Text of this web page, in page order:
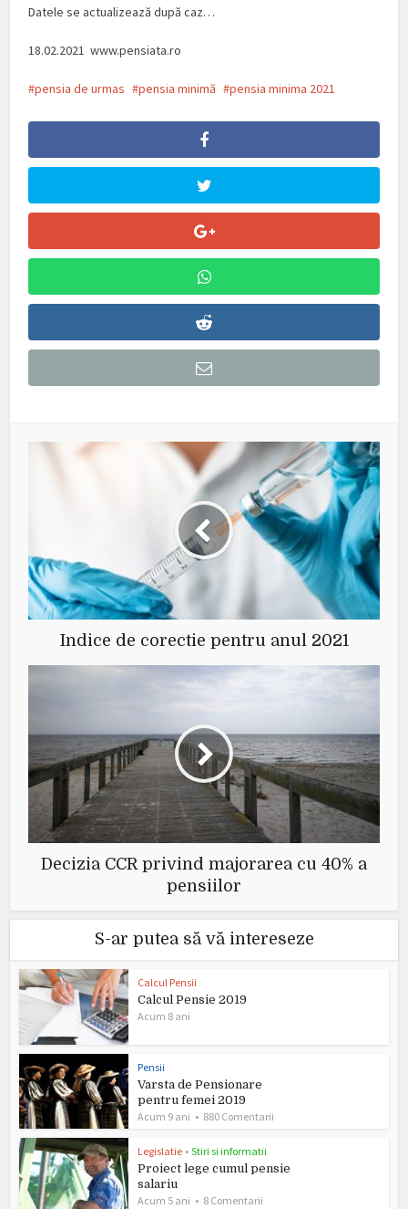
Datele se actualizează după caz…
18.02.2021 www.pensiata.ro
pensia de urmas pensia minimă pensia minima 2021
Indice de corectie pentru anul 2021
Decizia CCR privind majorarea cu 40% a
pensiilor
S-ar putea să vă intereseze
Calcul Pensii
Calcul Pensie 2019
Acum 8 ani
Pensii
Varsta de Pensionare
pentru femei 2019
Acum 9 ani
880 Comentarii
Legislatie • Stiri si informatii
Proiect lege cumul pensie
salariu
Acum 5 ani
8 Comentarii